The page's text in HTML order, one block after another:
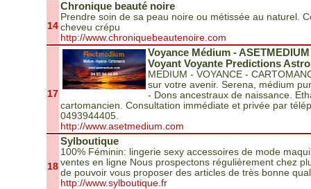
14
Chronique beauté noire
Prendre soin de sa peau noire ou métissée au naturel.
cheveu crépu
http://www.chroniquebeautenoire.com
17
Voyance Médium - ASETMEDIUM
Voyant Voyante Predictions
MEDIUM - VOYANCE -
sur votre avenir. Serena, médium
- Dons ancestraux de naissance.
cartomancien. Consultation immédiate et privée par
0493944405.
http://www.asetmedium.com
18
Sylboutique
100% Féminin: lingerie sexy accessoires de mode
ventes en ligne Nous prospectons régulièrement chez
de pouvoir vous proposer des articles de très bonne
http://www.sylboutique.fr